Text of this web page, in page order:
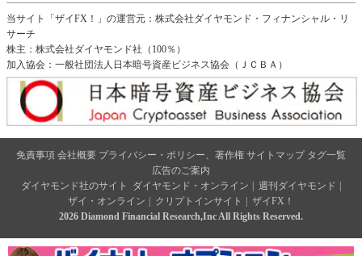
当サイト「ザイFX！」の運営元：株式会社ダイヤモンド・フィナンシャル・リ
サーチ
株主：株式会社ダイヤモンド社（100％）
加入協会：一般社団法人日本暗号資産ビジネス協会（ＪＣＢＡ）
免責事項 会社概要 プライバシー・ポリシー、著作権 サイトマップ タグ一覧
広告のご案内
ダイヤモンド社のサイト
ダイヤモンド・オンライン 週刊ダイヤモンド
ザイ・オンライン
クリプトインサイト
ザイFX！
2026 Diamond Financial Research,Inc All Rights Reserved.